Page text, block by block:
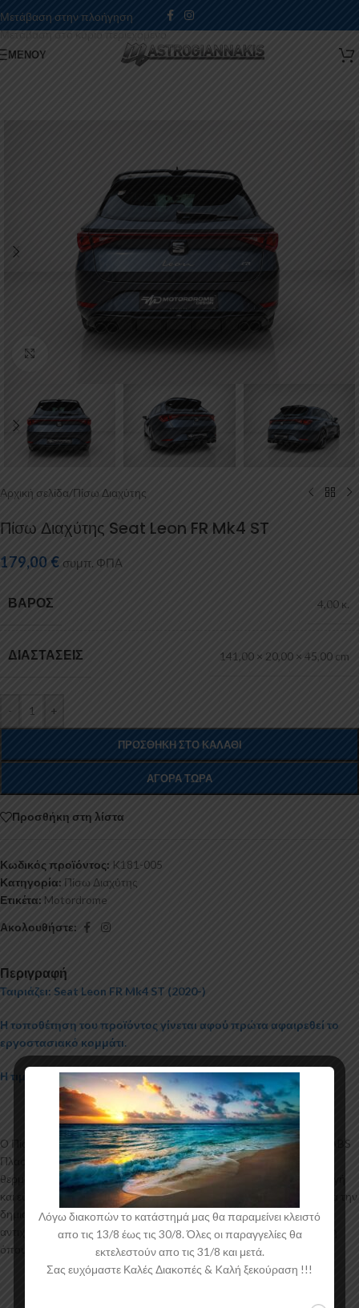
Μετάβαση στην πλοήγηση
Μετάβαση στο κύριο περιεχόμενο
ΜΕΝΟΎ
Κάντε κλικ για μεγέθυνση
Αρχική σελίδα/Πίσω Διαχύτης
Πίσω Διαχύτης Seat Leon FR Mk4 ST
179,00 € συμπ. ΦΠΑ
ΒΆΡΟΣ 4,00 κ.
ΔΙΑΣΤΆΣΕΙΣ 141,00 × 20,00 × 45,00 cm
- +
ΠΡΟΣΘΉΚΗ ΣΤΟ ΚΑΛΆΘΙ
ΑΓΟΡΆ ΤΏΡΑ
Προσθήκη στη λίστα
Κωδικός προϊόντος: K181-005
Κατηγορία: Πίσω Διαχύτης
Ετικέτα: Motordrome
Ακολουθήστε:
Περιγραφή
Ταιριάζει: Seat Leon FR Mk4 ST (2020-)
Η τοποθέτηση του προϊόντος γίνεται αφού πρώτα αφαιρεθεί το
εργοστασιακό κομμάτι.
Η τιμή περιλαμβάνει μόνο τον διαχύτη χωρίς τις εξατμίσεις.
Ο Πίσω Διαχύτης για το Seat Leon FR Mk4 ST κατασκευάζεται από ABS
Πλαστικό υψηλής ποιότητας και αισθητικής σε μηχανές
θερμοδιαμόρφωσης τελευταίας τεχνολογίας έχοντας άψογη εφαρμογή
και εύκολη τοποθέτηση. Το υλικό πλαστικού που χρησιμοποιείται για την
δημιουργία προϊόντων έρχεται σε Μαύρο Γυαλιστερό χρώμα και με
αντιχαρακτική επιφάνεια. Συνοδεύεται από προστατευτική μεμβράνη
όπου αφαιρείται πριν την τοποθέτηση.
Λόγω διακοπών το κατάστημά μας θα παραμείνει κλειστό
απο τις 13/8 έως τις 30/8. Όλες οι παραγγελίες θα
εκτελεστούν απο τις 31/8 και μετά.
Σας ευχόμαστε Καλές Διακοπές & Kαλή ξεκούραση !!!